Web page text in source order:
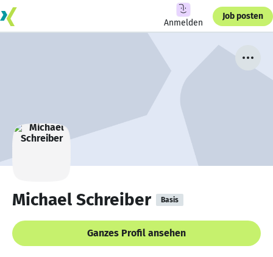
Anmelden
Job posten
Michael Schreiber Basis
Ganzes Profil ansehen